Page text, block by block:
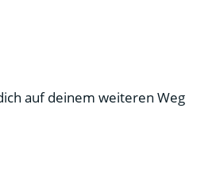
auf deinem weiteren Weg